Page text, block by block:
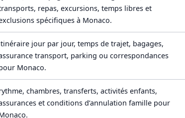
repas, excursions, temps libres et
spécifiques à Monaco.
jour par jour, temps de trajet, bagages,
transport, parking ou correspondances
Monaco.
chambres, transferts, activités enfants,
et conditions d’annulation famille pour